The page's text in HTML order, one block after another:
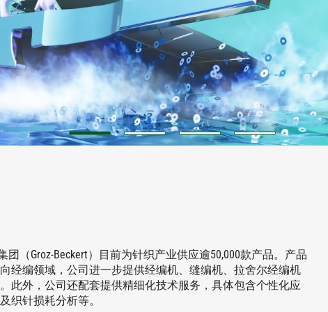
First slide details.
Current SlideFirst slide details.First slide details.
First slide
（Groz-Beckert）目前为针织产业供应逾50,000款产品。产品
经编领域，公司进一步提供经编机、缝编机、拉舍尔经编机
此外，公司还配套提供精细化技术服务，具体包含个性化应
织针损耗分析等。